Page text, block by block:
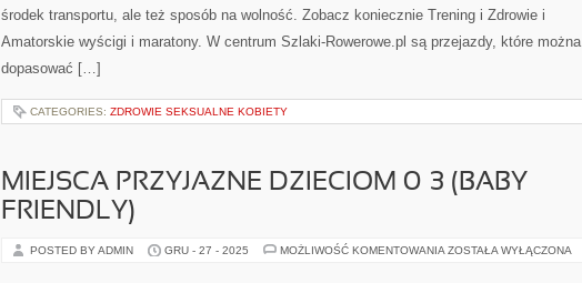
środek transportu, ale też sposób na wolność. Zobacz koniecznie Trening i Zdrowie i
Amatorskie wyścigi i maratony. W centrum Szlaki-Rowerowe.pl są przejazdy, które można
dopasować […]
CATEGORIES: ZDROWIE SEKSUALNE KOBIETY
MIEJSCA PRZYJAZNE DZIECIOM 0–3 (BABY
FRIENDLY)
POSTED BY ADMIN GRU - 27 - 2025 MOŻLIWOŚĆ KOMENTOWANIA MIEJSCA
ZOSTAŁA WYŁĄCZONA